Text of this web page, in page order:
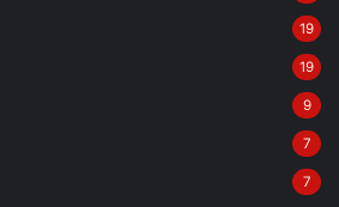
19
19
9
7
7